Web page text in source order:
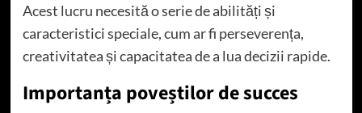
Acest lucru necesită o serie de abilități și
caracteristici speciale, cum ar fi perseverența,
creativitatea și capacitatea de a lua decizii rapide.
Importanța poveștilor de succes